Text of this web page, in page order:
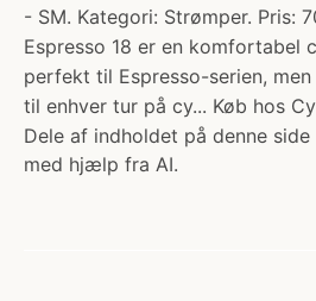
- SM. Kategori: Strømper. Pris:
Espresso 18 er en komfortabel
perfekt til Espresso-serien,
til enhver tur på cy... Køb hos
Dele af indholdet på denne
med hjælp fra AI.